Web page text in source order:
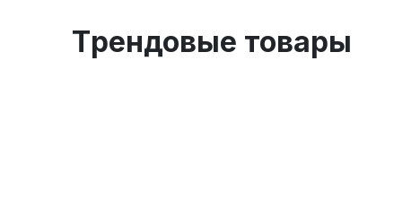
Tрендовые товары